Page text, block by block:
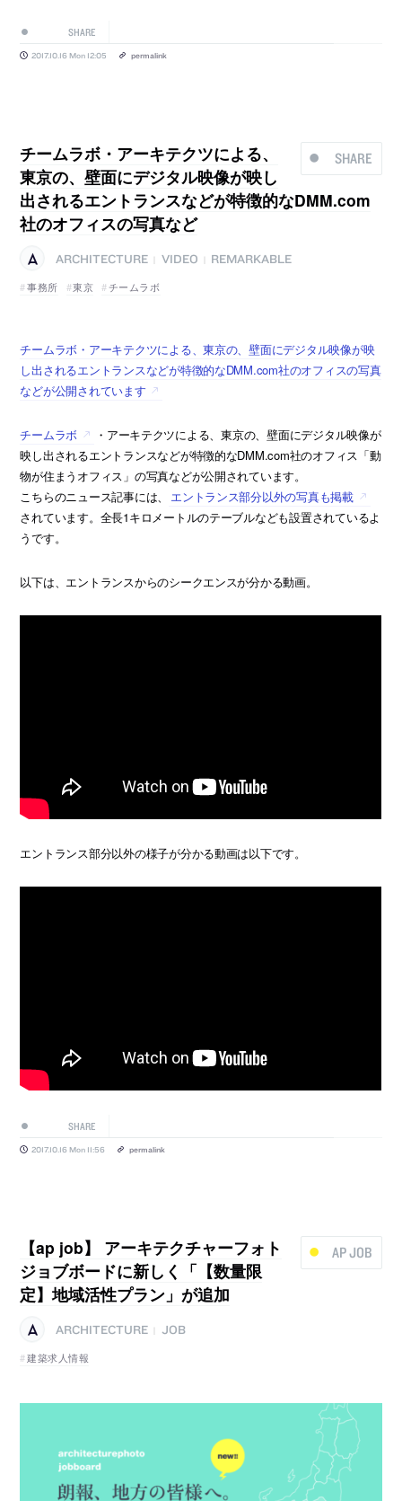
SHARE
2017.10.16 Mon 12:05 permalink
SHARE
チームラボ・アーキテクツによる、
東京の、壁面にデジタル映像が映し
出されるエントランスなどが特徴的なDMM.com
社のオフィスの写真など
ARCHITECTURE VIDEO
REMARKABLE
事務所
東京 チームラボ
チームラボ・アーキテクツによる、東京の、壁面にデジタル映像が映
し出されるエントランスなどが特徴的なDMM.com社のオフィスの写真
などが公開されています
チームラボ
・アーキテクツによる、東京の、壁面にデジタル映像が
映し出されるエントランスなどが特徴的なDMM.com社のオフィス「動
物が住まうオフィス」の写真などが公開されています。
こちらのニュース記事には、
エントランス部分以外の写真も掲載
されています。全長1キロメートルのテーブルなども設置されているよ
うです。
以下は、エントランスからのシークエンスが分かる動画。
エントランス部分以外の様子が分かる動画は以下です。
SHARE
2017.10.16 Mon 11:56 permalink
AP JOB
【ap job】 アーキテクチャーフォト
ジョブボードに新しく「【数量限
定】地域活性プラン」が追加
ARCHITECTURE
JOB
建築求人情報